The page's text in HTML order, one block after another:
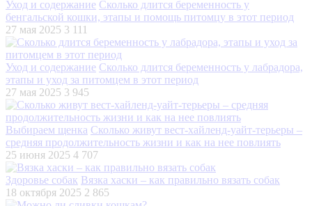
Уход и содержание Сколько длится беременность у
бенгальской кошки, этапы и помощь питомцу в этот период
27 мая 2025 3 111
Уход и содержание Сколько длится беременность у лабрадора,
этапы и уход за питомцем в этот период
27 мая 2025 3 945
Выбираем щенка Сколько живут вест-хайленд-уайт-терьеры –
средняя продолжительность жизни и как на нее повлиять
25 июня 2025 4 707
Здоровье собак Вязка хаски – как правильно вязать собак
18 октября 2025 2 865